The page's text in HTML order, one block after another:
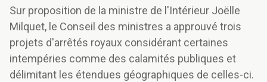
Sur proposition de la ministre de l'Intérieur Joëlle
Milquet, le Conseil des ministres a approuvé trois
projets d'arrêtés royaux considérant certaines
intempéries comme des calamités publiques et
délimitant les étendues géographiques de celles-ci.